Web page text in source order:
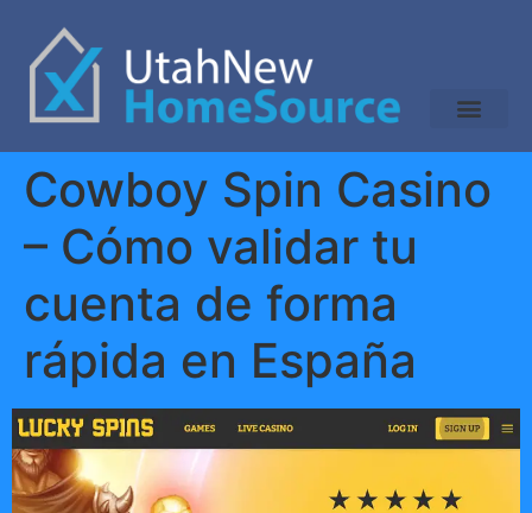
Cowboy Spin Casino
– Cómo validar tu
cuenta de forma
rápida en España